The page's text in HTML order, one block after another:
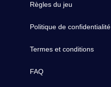
Règles du jeu
Politique de confidentialité
Termes et conditions
FAQ